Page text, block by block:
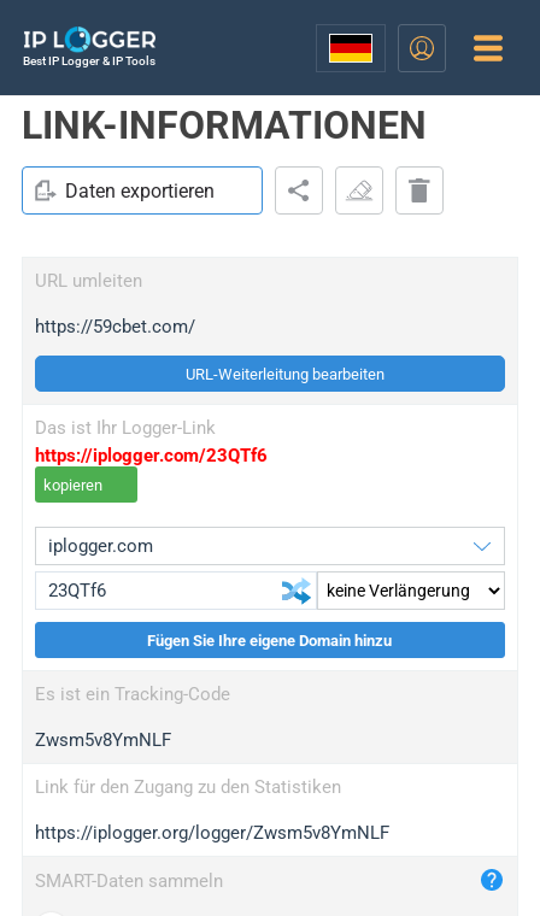
Best IP Logger & IP Tools
LINK-INFORMATIONEN
Daten exportieren
URL umleiten
https://59cbet.com/
URL-Weiterleitung bearbeiten
Das ist Ihr Logger-Link
https://iplogger.com/23QTf6
kopieren
wl.gl
ed.tc
bc.ax
iplogger.com
maper.info
Fügen Sie Ihre eigene Domain hinzu
Es ist ein Tracking-Code
Zwsm5v8YmNLF
Link für den Zugang zu den Statistiken
https://iplogger.org/logger/Zwsm5v8YmNLF
SMART-Daten sammeln